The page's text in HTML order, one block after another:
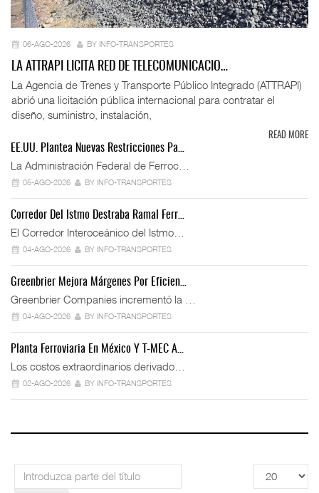
06-AGO-2026 BY INFO-TRANSPORTES
LA ATTRAPI LICITA RED DE TELECOMUNICACIO…
La Agencia de Trenes y Transporte Público Integrado (ATTRAPI)
abrió una licitación pública internacional para contratar el
diseño, suministro, instalación,
READ MORE
EE.UU. Plantea Nuevas Restricciones Pa…
La Administración Federal de Ferroc…
05-AGO-2026 BY INFO-TRANSPORTES
Corredor Del Istmo Destraba Ramal Ferr…
El Corredor Interoceánico del Istmo…
04-AGO-2026 BY INFO-TRANSPORTES
Greenbrier Mejora Márgenes Por Eficien…
Greenbrier Companies incrementó la …
04-AGO-2026 BY INFO-TRANSPORTES
Planta Ferroviaria En México Y T-MEC A…
Los costos extraordinarios derivado…
02-AGO-2026 BY INFO-TRANSPORTES
Introduzca
parte
Cantidad
a